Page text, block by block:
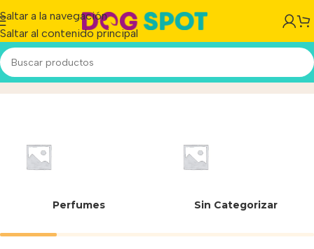
Saltar a la navegación
Saltar al contenido principal
MIlitar SmallInicio/Producto
Perfumes Sin Categorizar